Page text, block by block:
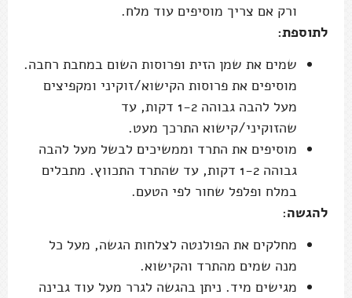
ורק אם צריך מוסיפים עוד מלח.
לתוספת:
שמים את שמן הזית ופרוסות השום במחבת רחבה.
מוסיפים את פרוסות הקישוא/זוקיני ומקפיצים
מעל להבה גבוהה 1-2 דקות, עד
שהזוקיני/קישוא התרכך מעט.
מוסיפים את התרד וממשיכים לבשל מעל להבה
גבוהה 1-2 דקות, עד שהתרד התכווץ. מתבלים
במלח ופלפל שחור לפי הטעם.
להגשה:
מחלקים את הפולנטה לצלחות הגשה, מעל כל
מנה שמים מהתרד והקישוא.
מגישים מיד. ניתן בהגשה לגרר מעל עוד גבינה